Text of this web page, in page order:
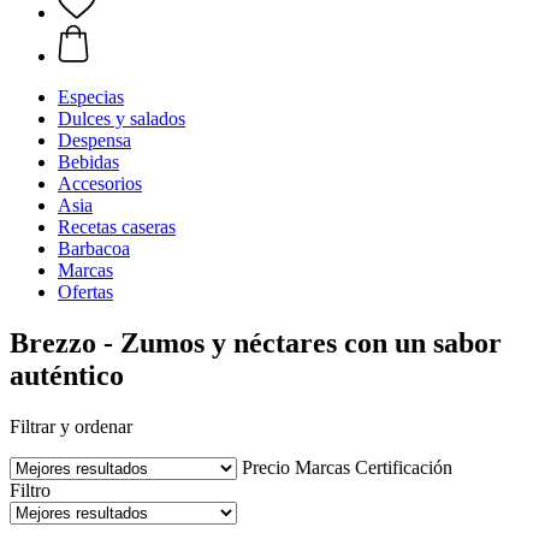
Especias
Dulces y salados
Despensa
Bebidas
Accesorios
Asia
Recetas caseras
Barbacoa
Marcas
Ofertas
Brezzo - Zumos y néctares con un sabor
auténtico
Filtrar y ordenar
Precio Marcas Certificación
Filtro